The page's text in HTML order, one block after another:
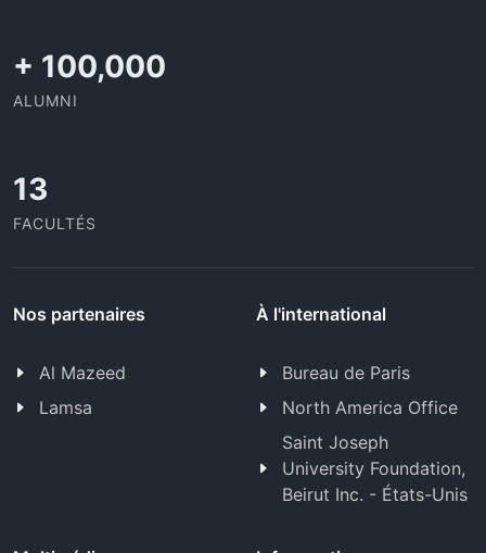
+ 100,000
ALUMNI
13
FACULTÉS
Nos partenaires
Al Mazeed
Lamsa
À l'international
Bureau de Paris
North America Office
Saint Joseph
University Foundation,
Beirut Inc. - États-Unis